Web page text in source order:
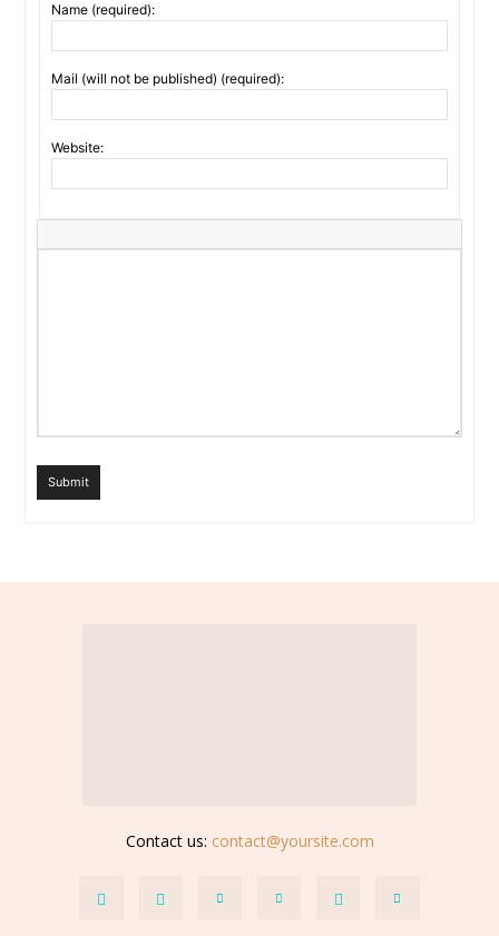
Name (required):
Mail (will not be published) (required):
Website:
Submit
Contact us: contact@yoursite.com